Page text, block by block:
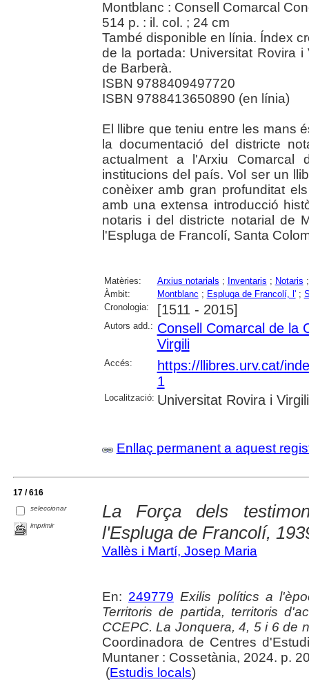
Montblanc : Consell Comarcal
514 p. : il. col. ; 24 cm
També disponible en línia. Índex
de la portada: Universitat Rovira
de Barberà.
ISBN 9788409497720
ISBN 9788413650890 (en línia)
El llibre que teniu entre les mans
la documentació del districte
actualment a l'Arxiu
institucions del país. Vol ser un
conèixer amb gran profunditat
amb una extensa introducció
notaris i del districte notarial de
l'Espluga de Francolí, Santa
Matèries: Arxius notarials ; Inventaris ; Notaris
Àmbit:
Montblanc ; Espluga de Francolí, l';
Cronologia:
[1511 - 2015]
Autors add.: Consell Comarcal de la
Virgili
Accés:
https://llibres.urv.cat/
1
Localització: Universitat Rovira i
Enllaç permanent a aquest
17 / 616
seleccionar
imprimir
La Força dels
l'Espluga de Francolí,
Vallès i Martí, Josep Maria
En: 249779 Exilis polítics a
Territoris de partida, territoris
CCEPC. La Jonquera, 4, 5 i 6 de
Coordinadora de Centres
Muntaner : Cossetània, 2024. p.
(Estudis locals)